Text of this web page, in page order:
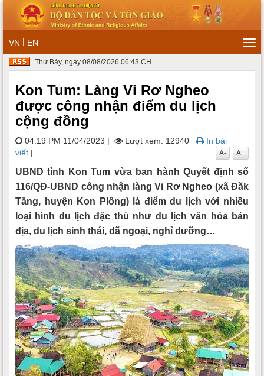
VN | EN
Thứ Bảy, ngày 08/08/2026 06:43 CH
Kon Tum: Làng Vi Rơ Ngheo
được công nhận điểm du lịch
cộng đồng
04:19 PM 11/04/2023 | Lượt xem: 12940
In bài
viết | A+
A-
UBND tỉnh Kon Tum vừa ban hành Quyết định số
116/QĐ-UBND công nhận làng Vi Rơ Ngheo (xã Đăk
Tăng, huyện Kon Plông) là điểm du lịch với nhiều
loại hình du lịch đặc thù như du lịch văn hóa bản
địa, du lịch sinh thái, dã ngoại, nghỉ dưỡng…